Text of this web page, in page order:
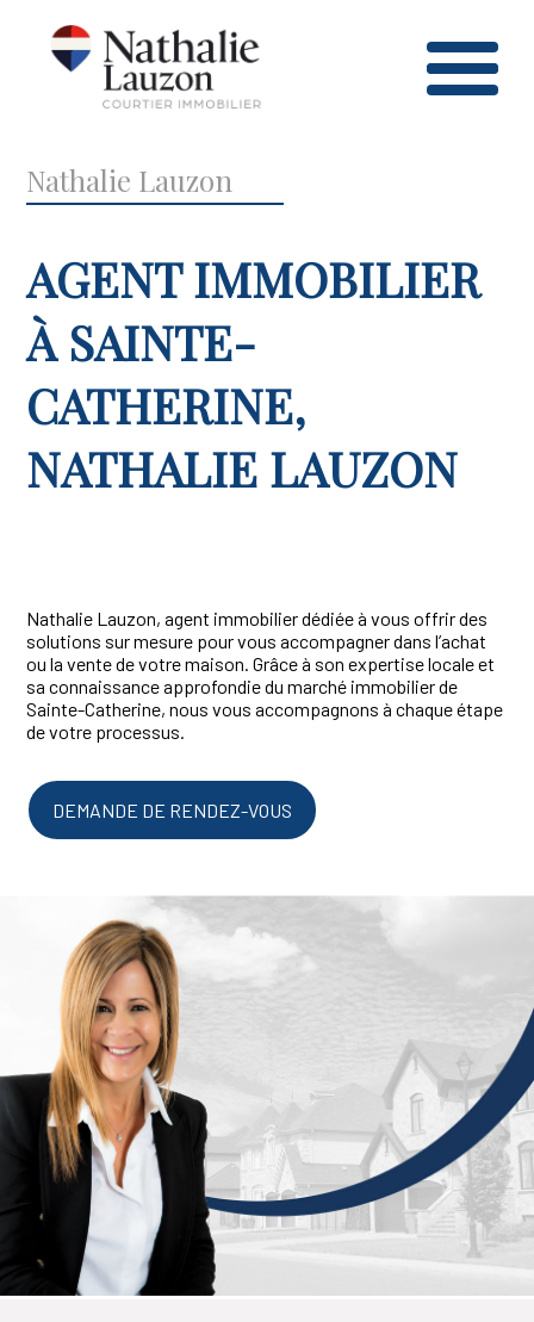
Nathalie Lauzon
AGENT IMMOBILIER
À SAINTE-
CATHERINE,
NATHALIE LAUZON
Nathalie Lauzon, agent immobilier dédiée à vous offrir des
solutions sur mesure pour vous accompagner dans l’achat
ou la vente de votre maison. Grâce à son expertise locale et
sa connaissance approfondie du marché immobilier de
Sainte-Catherine, nous vous accompagnons à chaque étape
de votre processus.
DEMANDE DE RENDEZ-VOUS